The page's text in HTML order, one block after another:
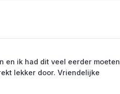
en ik had dit veel eerder moeten
lekker door. Vriendelijke